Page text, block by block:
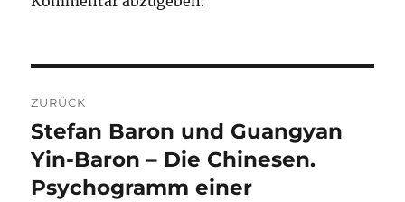
ZURÜCK
Vorheriger
Beitrag:
Stefan Baron und Guangyan
Yin-Baron – Die Chinesen.
Psychogramm einer